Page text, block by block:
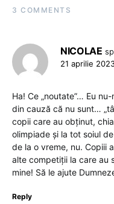
3 COMMENTS
NICOLAE
21 aprilie
Ha! Ce „noutate”… Eu
din cauză că nu sunt…
copii care au obținut,
olimpiade și la tot soiul
de la o vreme, nu. Copiii
alte competiții la care au
mine! Să le ajute
Reply